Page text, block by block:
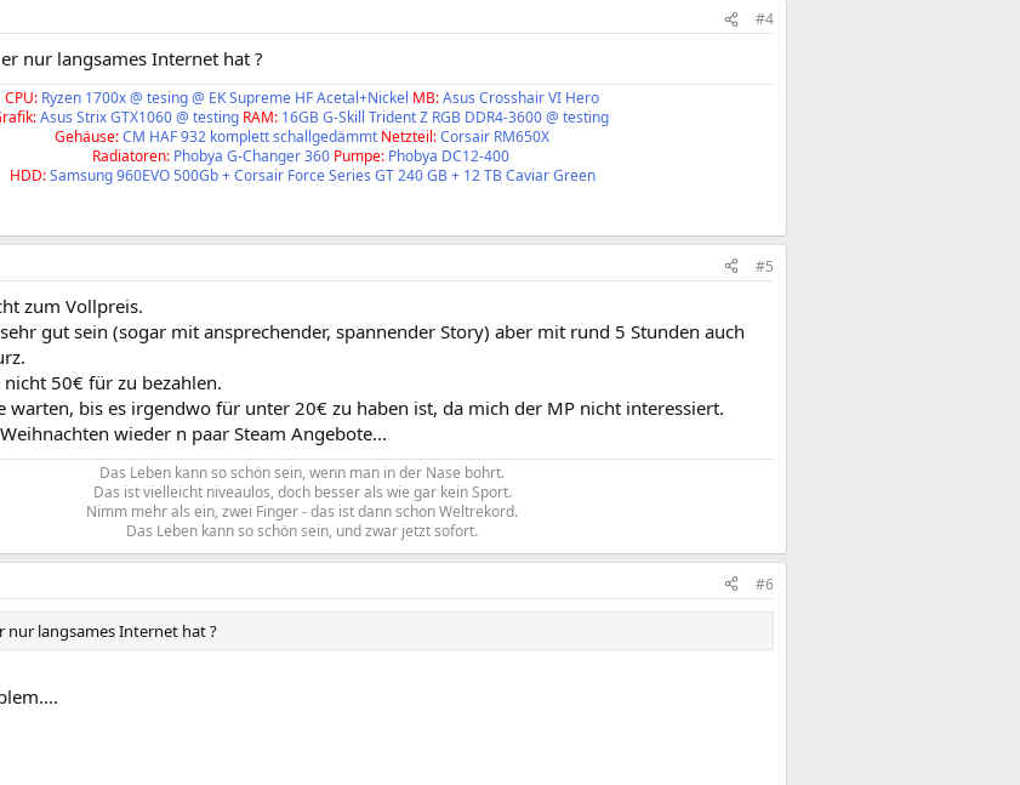
#4
nur langsames Internet hat ?
CPU: Ryzen 1700x @ tesing @ EK Supreme HF Acetal+Nickel MB:Asus Crosshair VI Hero
Asus Strix GTX1060 @ testing RAM: 16GB G-Skill Trident Z RGB DDR4-3600 @ testing
Gehäuse:CM HAF 932 komplett schallgedämmt Netzteil:Corsair RM650X
Radiatoren: Phobya G-Changer 360 Pumpe: Phobya DC12-400
HDD: Samsung 960EVO 500Gb + Corsair Force Series GT 240 GB + 12 TB Caviar Green
#5
zum Vollpreis.
gut sein (sogar mit ansprechender, spannender Story) aber mit rund 5 Stunden auch
50€ für zu bezahlen.
warten, bis es irgendwo für unter 20€ zu haben ist, da mich der MP nicht interessiert.
wieder n paar Steam Angebote...
Das Leben kann so schön sein, wenn man in der Nase bohrt.
Das ist vielleicht niveaulos, doch besser als wie gar kein Sport.
Nimm mehr als ein, zwei Finger - das ist dann schon Weltrekord.
Das Leben kann so schön sein, und zwar jetzt sofort.​
#6
nur langsames Internet hat ?